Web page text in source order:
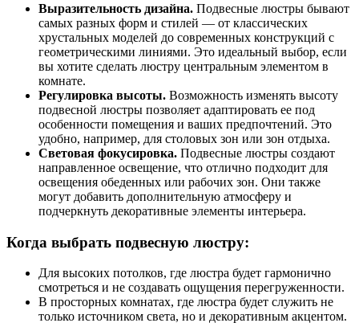
Выразительность дизайна. Подвесные люстры бывают
самых разных форм и стилей — от классических
хрустальных моделей до современных конструкций с
геометрическими линиями. Это идеальный выбор, если
вы хотите сделать люстру центральным элементом в
комнате.
Регулировка высоты. Возможность изменять высоту
подвесной люстры позволяет адаптировать ее под
особенности помещения и ваших предпочтений. Это
удобно, например, для столовых зон или зон отдыха.
Световая фокусировка. Подвесные люстры создают
направленное освещение, что отлично подходит для
освещения обеденных или рабочих зон. Они также
могут добавить дополнительную атмосферу и
подчеркнуть декоративные элементы интерьера.
Когда выбрать подвесную люстру:
Для высоких потолков, где люстра будет гармонично
смотреться и не создавать ощущения перегруженности.
В просторных комнатах, где люстра будет служить не
только источником света, но и декоративным акцентом.